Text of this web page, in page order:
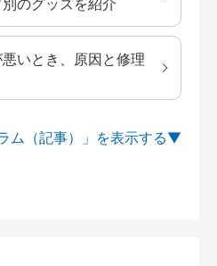
のグッズを紹介
いとき、原因と修理
ム（記事）」を